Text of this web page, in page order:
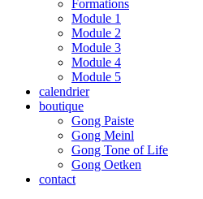
Formations
Module 1
Module 2
Module 3
Module 4
Module 5
calendrier
boutique
Gong Paiste
Gong Meinl
Gong Tone of Life
Gong Oetken
contact